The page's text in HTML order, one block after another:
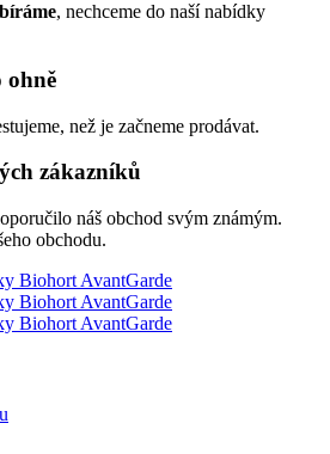
, nechceme do naší nabídky
ohně
než je začneme prodávat.
zákazníků
náš obchod svým známým.
obchodu.